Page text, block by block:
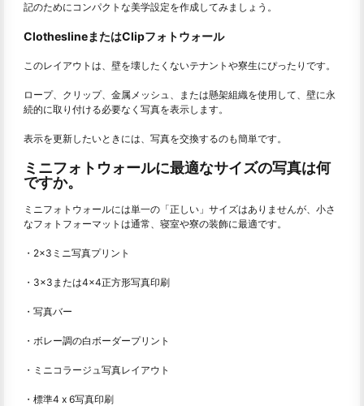
記のためにコンパクトな美学設定を作成してみましょう。
ClotheslineまたはClipフォトウォール
このレイアウトは、壁を壊したくないテナントや寮生にぴったりです。
ロープ、クリップ、金属メッシュ、または懸架組織を使用して、壁に永
続的に取り付ける必要なく写真を表示します。
表示を更新したいときには、写真を交換するのも簡単です。
ミニフォトウォールに最適なサイズの写真は何
ですか。
ミニフォトウォールには単一の「正しい」サイズはありませんが、小さ
なフォトフォーマットは通常、寝室や寮の装飾に最適です。
・2×3ミニ写真プリント
・3×3または4×4正方形写真印刷
・写真バー
・ボレー調の白ボーダープリント
・ミニコラージュ写真レイアウト
・標準4 x 6写真印刷